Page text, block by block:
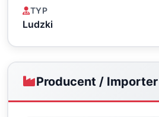
TYP
Ludzki
Producent / Importer